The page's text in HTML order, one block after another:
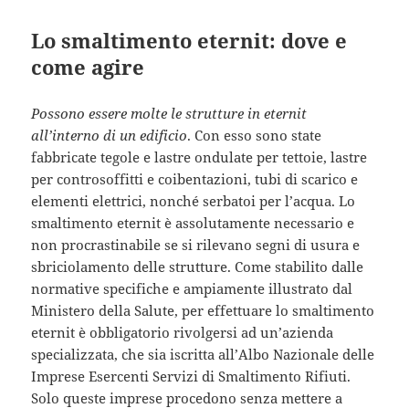
Lo smaltimento eternit: dove e
come agire
Possono essere molte le strutture in eternit
all’interno di un edificio. Con esso sono state
fabbricate tegole e lastre ondulate per tettoie, lastre
per controsoffitti e coibentazioni, tubi di scarico e
elementi elettrici, nonché serbatoi per l’acqua. Lo
smaltimento eternit è assolutamente necessario e
non procrastinabile se si rilevano segni di usura e
sbriciolamento delle strutture. Come stabilito dalle
normative specifiche e ampiamente illustrato dal
Ministero della Salute, per effettuare lo smaltimento
eternit è obbligatorio rivolgersi ad un’azienda
specializzata, che sia iscritta all’Albo Nazionale delle
Imprese Esercenti Servizi di Smaltimento Rifiuti.
Solo queste imprese procedono senza mettere a